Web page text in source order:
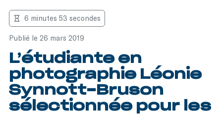
Publié le 26 mars 2019
6 minutes 53 secondes
L’étudiante en
photographie Léonie
Synnott-Bruson
sélectionnée pour les